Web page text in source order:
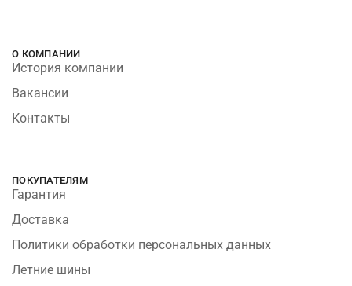
О КОМПАНИИ
История компании
Вакансии
Контакты
ПОКУПАТЕЛЯМ
Гарантия
Доставка
Политики обработки персональных данных
Летние шины